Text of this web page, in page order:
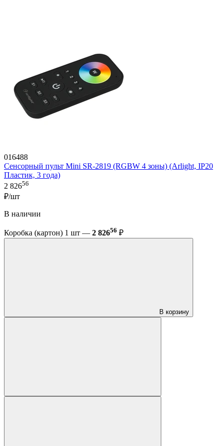
016488
Сенсорный пульт Mini SR-2819 (RGBW 4 зоны) (Arlight, IP20
Пластик, 3 года)
2 82656
₽/шт
В наличии
Коробка (картон) 1 шт — 2 82656 ₽
В корзину